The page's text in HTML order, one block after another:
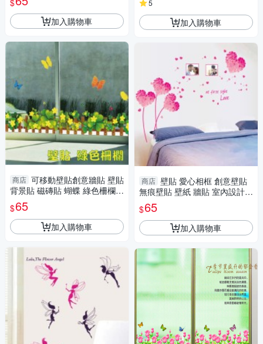
$
加入購物車
商店 可移動壁貼創意牆貼 壁貼
背景貼 磁磚貼 蝴蝶 綠色柵欄 L
oxin
$65
加入購物車
5
加入購物車
商店 壁貼 愛心相框 創意壁貼
無痕壁貼 壁紙 牆貼 室內設計
裝潢 Loxin
$65
加入購物車